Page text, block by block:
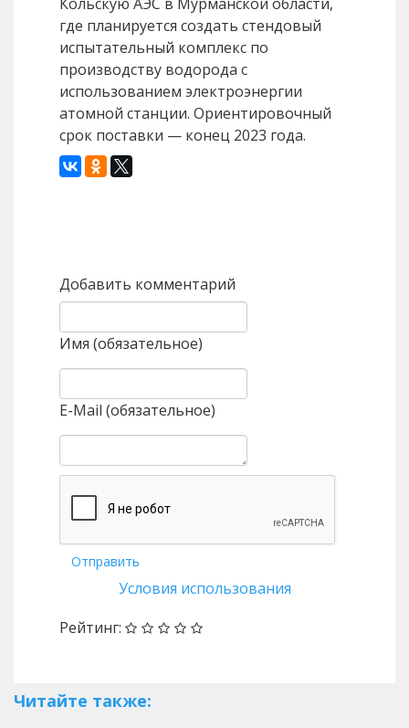
Кольскую АЭС в Мурманской области,
где планируется создать стендовый
испытательный комплекс по
производству водорода с
использованием электроэнергии
атомной станции. Ориентировочный
срок поставки — конец 2023 года.
Добавить комментарий
Имя (обязательное)
E-Mail (обязательное)
Отправить
Условия использования
Рейтинг:
Читайте также: